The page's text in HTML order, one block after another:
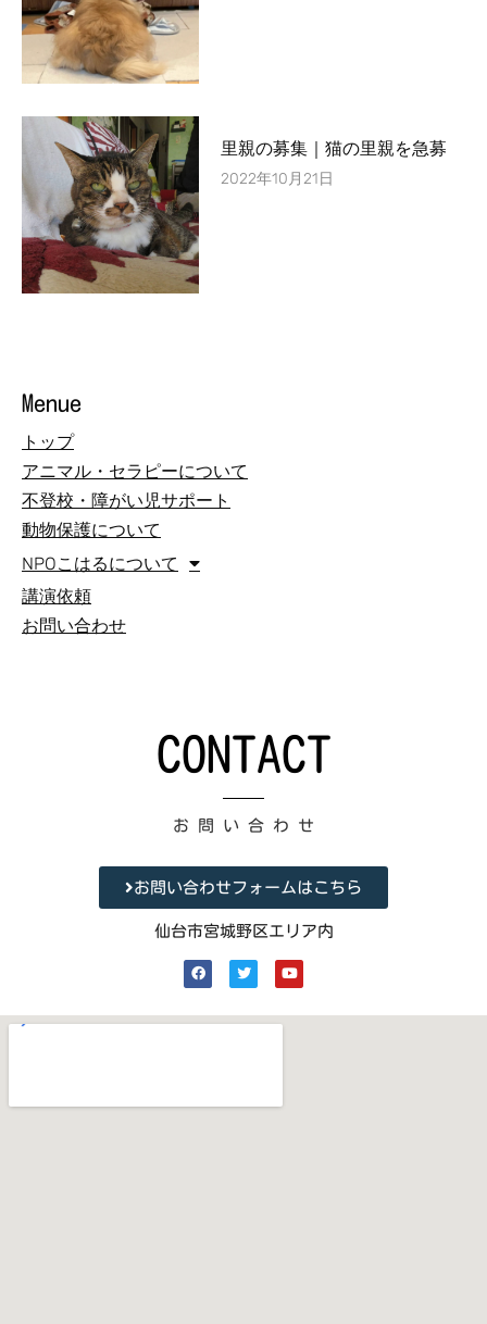
里親の募集｜猫の里親を急募
2022年10月21日
Menue
トップ
アニマル・セラピーについて
不登校・障がい児サポート
動物保護について
NPOこはるについて
講演依頼
お問い合わせ
CONTACT
お 問 い 合 わ せ
お問い合わせフォームはこちら
仙台市宮城野区エリア内